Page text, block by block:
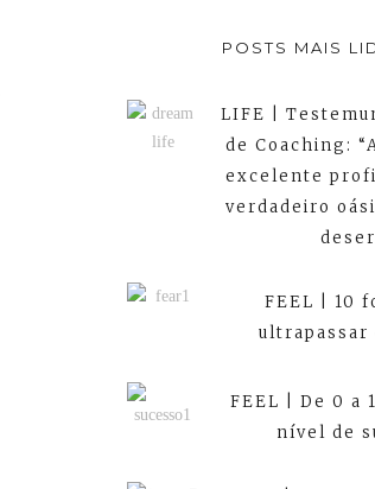
POSTS MAIS
LIFE |
de Coaching:
excelente
verdadeiro
FEEL | 10
ultrapassar
FEEL | De 0 a
nível de